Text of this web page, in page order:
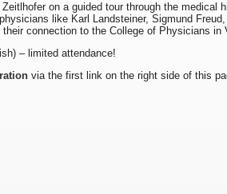
on a guided tour through the medical
like Karl Landsteiner, Sigmund
their connection to the College of Physicians in
– limited attendance!
via the first link on the right side of this